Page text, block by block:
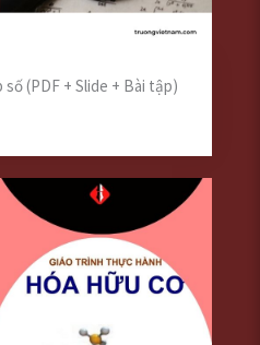
(PDF + Slide + Bài tập)